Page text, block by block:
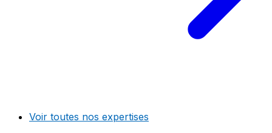
Voir toutes nos expertises